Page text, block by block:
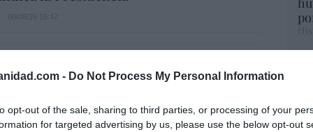
- Do Not Process My Personal Information
opt-out of the sale, sharing to third parties, or processing of your
for targeted advertising by us, please use the below opt-out
recompras
06/08/26 17:11